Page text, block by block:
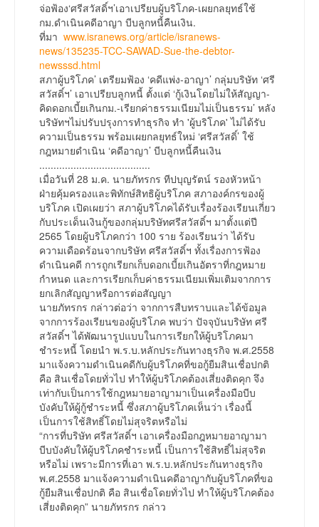
จ่อฟ้อง‘ศรีสวัสดิ์ฯ’เอาเปรียบผู้บริโภค-เผยกลยุทธ์ใช้
กม.ดำเนินคดีอาญา บีบลูกหนี้คืนเงิน.
ที่มา www.isranews.org/article/isranews-
news/135235-TCC-SAWAD-Sue-the-debtor-
newsssd.html
สภาผู้บริโภค’ เตรียมฟ้อง ‘คดีแพ่ง-อาญา’ กลุ่มบริษัท ‘ศรี
สวัสดิ์ฯ’ เอาเปรียบลูกหนี้ ตั้งแต่ ‘กู้เงินโดยไม่ให้สัญญา-
คิดดอกเบี้ยเกินกม.-เรียกค่าธรรมเนียมไม่เป็นธรรม’ หลัง
บริษัทฯไม่ปรับปรุงการทำธุรกิจ ทำ 'ผู้บริโภค' ไม่ได้รับ
ความเป็นธรรม พร้อมเผยกลยุทธ์ใหม่ ‘ศรีสวัสดิ์’ ใช้
กฎหมายดำเนิน ‘คดีอาญา’ บีบลูกหนี้คืนเงิน
.......................................
เมื่อวันที่ 28 ม.ค. นายภัทรกร ทีปบุญรัตน์ รองหัวหน้า
ฝ่ายคุ้มครองและพิทักษ์สิทธิผู้บริโภค สภาองค์กรของผู้
บริโภค เปิดเผยว่า สภาผู้บริโภคได้รับเรื่องร้องเรียนเกี่ยว
กับประเด็นเงินกู้ของกลุ่มบริษัทศรีสวัสดิ์ฯ มาตั้งแต่ปี
2565 โดยผู้บริโภคกว่า 100 ราย ร้องเรียนว่า ได้รับ
ความเดือดร้อนจากบริษัท ศรีสวัสดิ์ฯ ทั้งเรื่องการฟ้อง
ดำเนินคดี การถูกเรียกเก็บดอกเบี้ยเกินอัตราที่กฎหมาย
กำหนด และการเรียกเก็บค่าธรรมเนียมเพิ่มเติมจากการ
ยกเลิกสัญญาหรือการต่อสัญญา
นายภัทรกร กล่าวต่อว่า จากการสืบทราบและได้ข้อมูล
จากการร้องเรียนของผู้บริโภค พบว่า ปัจจุบันบริษัท ศรี
สวัสดิ์ฯ ได้พัฒนารูปแบบในการเรียกให้ผู้บริโภคมา
ชำระหนี้ โดยนำ พ.ร.บ.หลักประกันทางธุรกิจ พ.ศ.2558
มาแจ้งความดำเนินคดีกับผู้บริโภคที่ขอกู้ยืมสินเชื่อปกติ
คือ สินเชื่อโดยทั่วไป ทำให้ผู้บริโภคต้องเสี่ยงติดคุก จึง
เท่ากับเป็นการใช้กฎหมายอาญามาเป็นเครื่องมือบีบ
บังคับให้ผู้กู้ชำระหนี้ ซึ่งสภาผู้บริโภคเห็นว่า เรื่องนี้
เป็นการใช้สิทธิ์โดยไม่สุจริตหรือไม่
“การที่บริษัท ศรีสวัสดิ์ฯ เอาเครื่องมือกฎหมายอาญามา
บีบบังคับให้ผู้บริโภคชำระหนี้ เป็นการใช้สิทธิ์ไม่สุจริต
หรือไม่ เพราะมีการที่เอา พ.ร.บ.หลักประกันทางธุรกิจ
พ.ศ.2558 มาแจ้งความดำเนินคดีอาญากับผู้บริโภคที่ขอ
กู้ยืมสินเชื่อปกติ คือ สินเชื่อโดยทั่วไป ทำให้ผู้บริโภคต้อง
เสี่ยงติดคุก” นายภัทรกร กล่าว